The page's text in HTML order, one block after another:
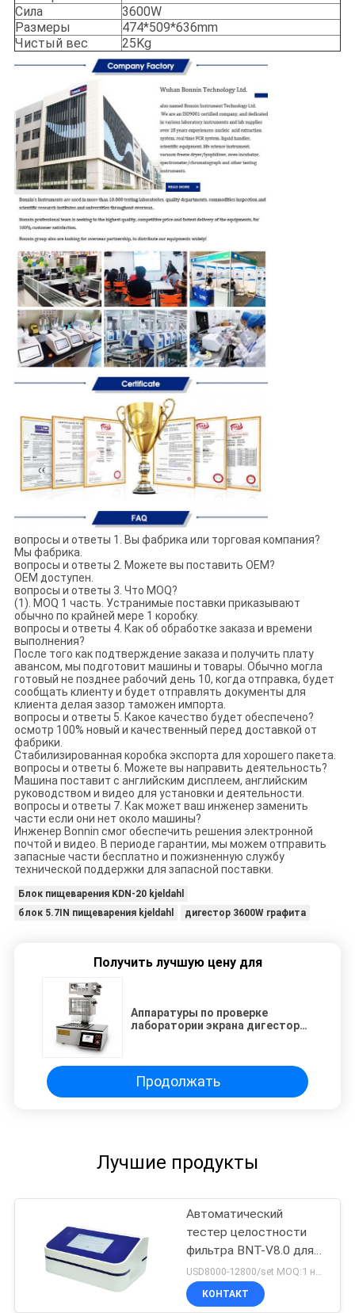
Сила
3600W
Размеры
474*509*636mm
Чистый вес
25Kg
вопросы и ответы 1. Вы фабрика или торговая компания?
Мы фабрика.
вопросы и ответы 2. Можете вы поставить OEM?
OEM доступен.
вопросы и ответы 3. Что MOQ?
(1). MOQ 1 часть. Устранимые поставки приказывают
обычно по крайней мере 1 коробку.
вопросы и ответы 4. Как об обработке заказа и времени
выполнения?
После того как подтверждение заказа и получить плату
авансом, мы подготовит машины и товары. Обычно могла
готовый не позднее рабочий день 10, когда отправка, будет
сообщать клиенту и будет отправлять документы для
клиента делая зазор таможен импорта.
вопросы и ответы 5. Какое качество будет обеспечено?
осмотр 100% новый и качественный перед доставкой от
фабрики.
Стабилизированная коробка экспорта для хорошего пакета.
вопросы и ответы 6. Можете вы направить деятельность?
Машина поставит с английским дисплеем, английским
руководством и видео для установки и деятельности.
вопросы и ответы 7. Как может ваш инженер заменить
части если они нет около машины?
Инженер Bonnin смог обеспечить решения электронной
почтой и видео. В периоде гарантии, мы можем отправить
запасные части бесплатно и пожизненную службу
технической поддержки для запасной поставки.
Блок пищеварения KDN-20 kjeldahl
блок 5.7IN пищеварения kjeldahl
дигестор 3600W графита
Получить лучшую цену для
Аппаратуры по проверке
лаборатории экрана дигестора
Продолжать
Лучшие продукты
Автоматический
тестер целостности
фильтра BNT-V8.0 для
фильтров капсулы и
мембраны
ультрафильтрования
USD8000-12800/set MOQ:1 набор
КОНТАКТ